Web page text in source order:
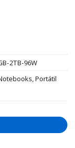
2TB-96W
,Portátil